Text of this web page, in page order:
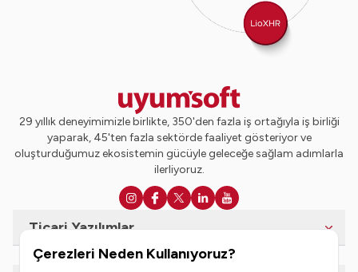
Çerezleri Neden Kullanıyoruz?
29 yıllık deneyimimizle birlikte, 350'den fazla iş ortağıyla iş birliği
yaparak, 45'ten fazla sektörde faaliyet gösteriyor ve
oluşturduğumuz ekosistemin gücüyle geleceğe sağlam adımlarla
ilerliyoruz.
Ticari Yazılımlar